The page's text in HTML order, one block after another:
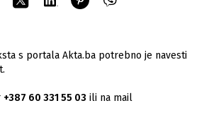
s portala Akta.ba potrebno je navesti
+387 60 331 55 03 ili na mail